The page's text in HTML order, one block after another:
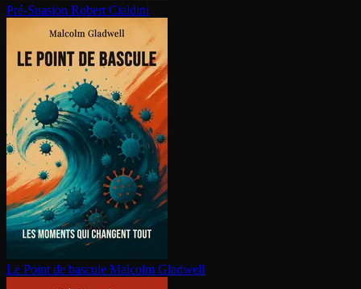
Pré-Suasion Robert Cialdini
Le Point de bascule Malcolm Gladwell